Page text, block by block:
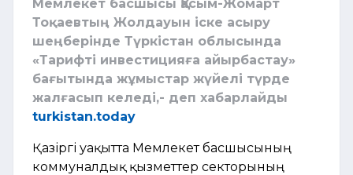
Мемлекет басшысы Қасым-Жомарт
Тоқаевтың Жолдауын іске асыру
шеңберінде Түркістан облысында
«Тарифті инвестицияға айырбастау»
бағытында жұмыстар жүйелі түрде
жалғасып келеді,- деп хабарлайды
turkistan.today
Қазіргі уақытта Мемлекет басшысының
коммуналдық қызметтер секторының